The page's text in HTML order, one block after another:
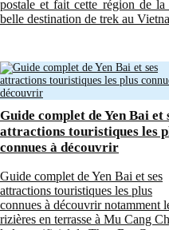
postale et fait cette région de la
belle destination de trek au
Guide complet de Yen Bai et
attractions touristiques les
connues à découvrir
Guide complet de Yen Bai et ses
attractions touristiques les plus
connues à découvrir notamment
rizières en terrasse à Mu Cang